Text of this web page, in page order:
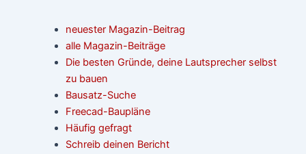
neuester Magazin-Beitrag
alle Magazin-Beiträge
Die besten Gründe, deine Lautsprecher selbst
zu bauen
Bausatz-Suche
Freecad-Baupläne
Häufig gefragt
Schreib deinen Bericht